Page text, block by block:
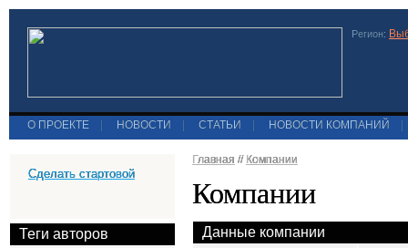
Регион:
О ПРОЕКТЕ НОВОСТИ СТАТЬИ НОВОСТИ КОМПАНИЙ
Сделать стартовой
Теги авторов
Главная // Компании
Компании
Данные компании